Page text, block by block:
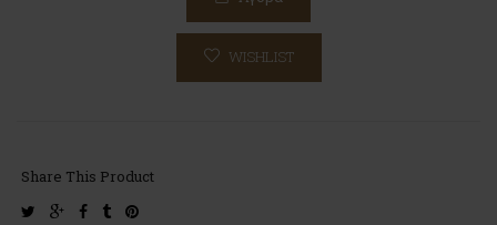
WISHLIST
Share This Product
twittergoogle-facebook
tumblrpinterest